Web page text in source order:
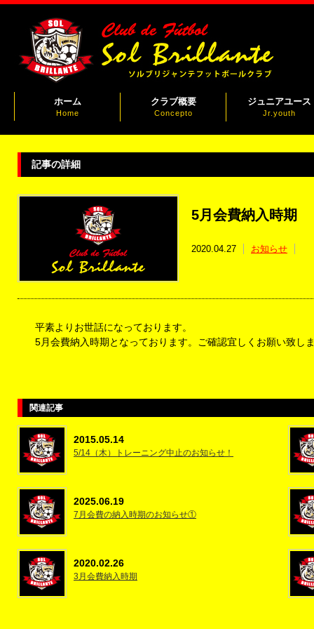
ホーム
Home
クラブ概要
Concepto
ジュニアユース
Jr.youth
記事の詳細
5月会費納入時期
2020.04.27 お知らせ
平素よりお世話になっております。
5月会費納入時期となっております。ご確認宜しくお願い致し
関連記事
2015.05.14
5/14（木）トレーニング中止のお知らせ！
2025.06.19
7月会費の納入時期のお知らせ①
2020.02.26
3月会費納入時期